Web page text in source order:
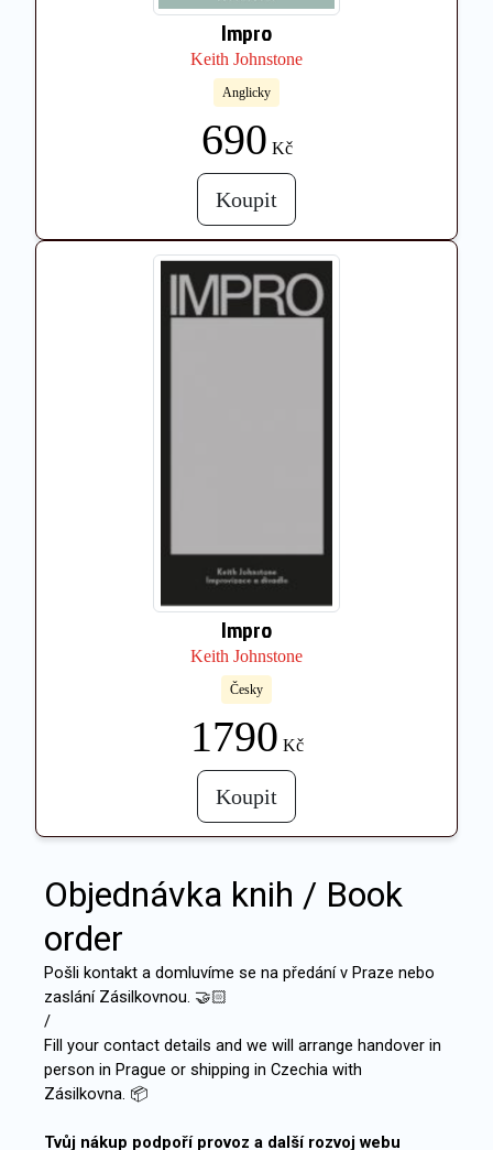
Impro
Keith Johnstone
Anglicky
690 Kč
Koupit
Impro
Keith Johnstone
Česky
1790 Kč
Koupit